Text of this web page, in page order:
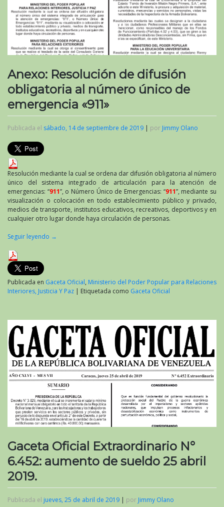
Anexo: Resolución de difusión
obligatoria al número único de
emergencia «911»
Publicada el sábado, 14 de septiembre de 2019 | por Jimmy Olano
Resolución mediante la cual se ordena dar difusión obligatoria al número
único del sistema integrado de articulación para la atención de
emergencias: “911”, o Número Único de Emergencias: “911”, mediante su
visualización o colocación en todo establecimiento público y privado,
medios de transporte, institutos educativos, recreativos, deportivos y en
cualquier otro lugar donde haya circulación de personas.
Seguir leyendo →
Publicada en Gaceta Oficial, Ministerio del Poder Popular para Relaciones
Interiores, Justicia Y Paz | Etiquetada como Gaceta Oficial
Gaceta Oficial Extraordinario N°
6.452: aumento de sueldo 25 abril
2019.
Publicada el jueves, 25 de abril de 2019 | por Jimmy Olano